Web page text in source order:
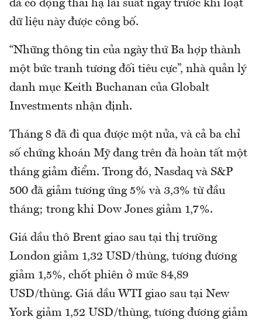
đã có động thái hạ lãi suất ngay trước khi loạt
dữ liệu này được công bố.
“Những thông tin của ngày thứ Ba hợp thành
một bức tranh tương đối tiêu cực”, nhà quản lý
danh mục Keith Buchanan của Globalt
Investments nhận định.
Tháng 8 đã đi qua được một nửa, và cả ba chỉ
số chứng khoán Mỹ đang trên đà hoàn tất một
tháng giảm điểm. Trong đó, Nasdaq và S&P
500 đã giảm tương ứng 5% và 3,3% từ đầu
tháng; trong khi Dow Jones giảm 1,7%.
Giá dầu thô Brent giao sau tại thị trường
London giảm 1,32 USD/thùng, tương đương
giảm 1,5%, chốt phiên ở mức 84,89
USD/thùng. Giá dầu WTI giao sau tại New
York giảm 1,52 USD/thùng, tương đương giảm